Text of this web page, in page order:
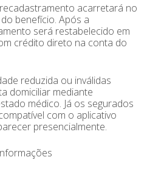
acarretará no
benefício. Após a
será restabelecido em
crédito direto na conta do
reduzida ou inválidas
domiciliar mediante
médico. Já os segurados
com o aplicativo
presencialmente.